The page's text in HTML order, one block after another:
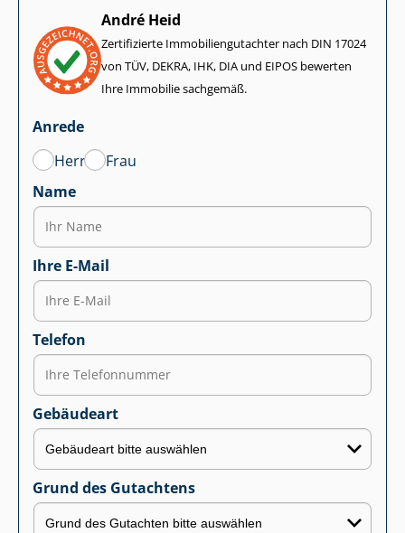
André Heid
Zertifizierte Im­mo­bi­li­en­gut­ach­ter nach DIN 17024
von TÜV, DEKRA, IHK, DIA und EIPOS bewerten
Ihre Immobilie sachgemäß.
Anrede
Herr
Frau
Name
Ihre E-Mail
Telefon
Gebäudeart
Grund des Gutachtens